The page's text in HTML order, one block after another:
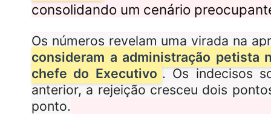
consolidando um cenário
Os números revelam uma virada na
consideram a administração petista
chefe do Executivo . Os indecisos
anterior, a rejeição cresceu dois
ponto.